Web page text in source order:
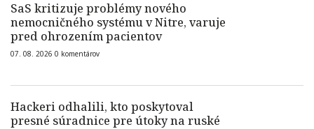
SaS kritizuje problémy nového
nemocničného systému v Nitre, varuje
pred ohrozením pacientov
07. 08. 2026 0 komentárov
Hackeri odhalili, kto poskytoval
presné súradnice pre útoky na ruské